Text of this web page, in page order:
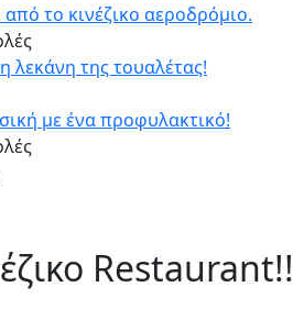
το κινέζικο αεροδρόμιο.
λεκάνη της τουαλέτας!
με ένα προφυλακτικό!
Restaurant!!